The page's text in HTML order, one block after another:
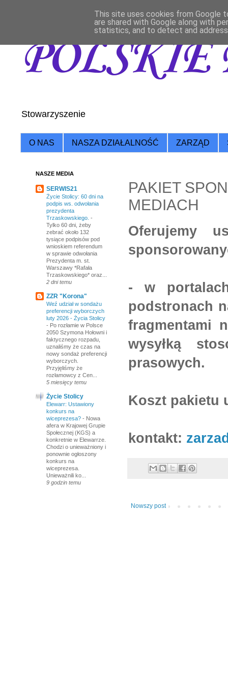
POLSKIE
Stowarzyszenie
O NAS NASZA DZIAŁALNOŚĆ ZARZĄD
PAKIET
MEDIACH
Oferujemy
- w
podstronach
fragmentami
wysyłką
prasowych.
Koszt pakietu
kontakt:
Nowszy post
NASZE MEDIA
SERWIS21
Życie Stolicy: 60 dni na
podpis ws. odwołania
prezydenta
Trzaskowskiego. -
Tylko 60 dni, żeby
zebrać około 132
tysiące podpisów pod
wnioskiem referendum
w sprawie odwołania
Prezydenta m. st.
Warszawy *Rafała
Trzaskowskiego* oraz...
2 dni temu
ZZR "Korona"
Weź udział w sondażu
preferencji wyborczych
luty 2026 - Życia Stolicy
- Po rozłamie w Polsce
2050 Szymona Hołowni i
faktycznego rozpadu,
uznaliśmy że czas na
nowy sondaż preferencji
wyborczych.
Przyjęliśmy że
rozłamowcy z Cen...
5 miesięcy temu
Życie Stolicy
Elewarr: Ustawiony
konkurs na
wiceprezesa? - Nowa
afera w Krajowej Grupie
Społecznej (KGS) a
konkretnie w Elewarrze.
Chodzi o unieważniony i
ponownie ogłoszony
konkurs na
wiceprezesa.
Unieważnili ko...
9 godzin temu
This site uses cookies from Google
are shared with Google along with
statistics, and to detect and address